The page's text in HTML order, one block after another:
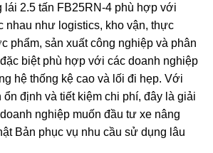
lái 2.5 tấn FB25RN-4 phù hợp với
nhau như logistics, kho vận, thực
phẩm, sản xuất công nghiệp và phân
biệt phù hợp với các doanh nghiệp
hệ thống kệ cao và lối đi hẹp. Với
ổn định và tiết kiệm chi phí, đây là giải
nghiệp muốn đầu tư xe nâng
Bản phục vụ nhu cầu sử dụng lâu